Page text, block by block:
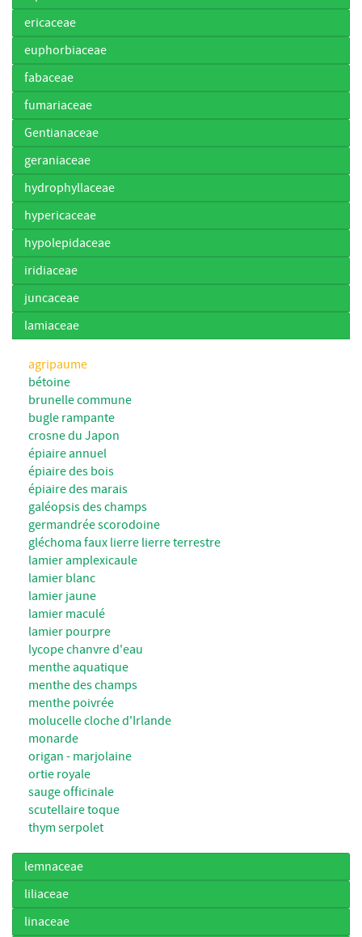
ericaceae
euphorbiaceae
fabaceae
fumariaceae
Gentianaceae
geraniaceae
hydrophyllaceae
hypericaceae
hypolepidaceae
iridiaceae
juncaceae
lamiaceae
agripaume
bétoine
brunelle commune
bugle rampante
crosne du Japon
épiaire annuel
épiaire des bois
épiaire des marais
galéopsis des champs
germandrée scorodoine
gléchoma faux lierre lierre terrestre
lamier amplexicaule
lamier blanc
lamier jaune
lamier maculé
lamier pourpre
lycope chanvre d'eau
menthe aquatique
menthe des champs
menthe poivrée
molucelle cloche d'Irlande
monarde
origan - marjolaine
ortie royale
sauge officinale
scutellaire toque
thym serpolet
lemnaceae
liliaceae
linaceae